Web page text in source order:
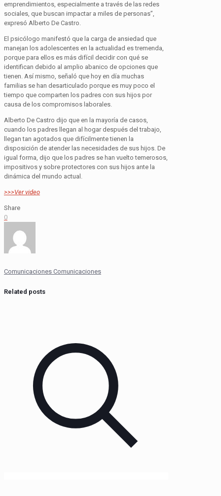
emprendimientos, especialmente a través de las redes
sociales, que buscan impactar a miles de personas”,
expresó Alberto De Castro.
El psicólogo manifestó que la carga de ansiedad que
manejan los adolescentes en la actualidad es tremenda,
porque para ellos es más difícil decidir con qué se
identifican debido al amplio abanico de opciones que
tienen. Así mismo, señaló que hoy en día muchas
familias se han desarticulado porque es muy poco el
tiempo que comparten los padres con sus hijos por
causa de los compromisos laborales.
Alberto De Castro dijo que en la mayoría de casos,
cuando los padres llegan al hogar después del trabajo,
llegan tan agotados que difícilmente tienen la
disposición de atender las necesidades de sus hijos. De
igual forma, dijo que los padres se han vuelto temerosos,
impositivos y sobre protectores con sus hijos ante la
dinámica del mundo actual.
>>>Ver video
Share
0
Comunicaciones Comunicaciones
Related posts